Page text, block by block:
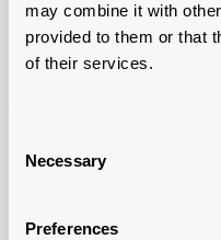
may combine it with
provided to them or that
of their services.
Selection
Necessary
Preferences
5. UNE
Avec plus de 250 000
dans les secteurs de la
l'impression.